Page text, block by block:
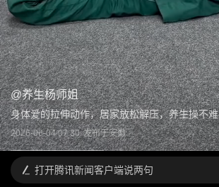
@养生杨师姐
身体爱的拉伸动作，居家放松解压，养生操不难
2026-06-04 07:30 发布于安徽
打开腾讯新闻客户端说两句